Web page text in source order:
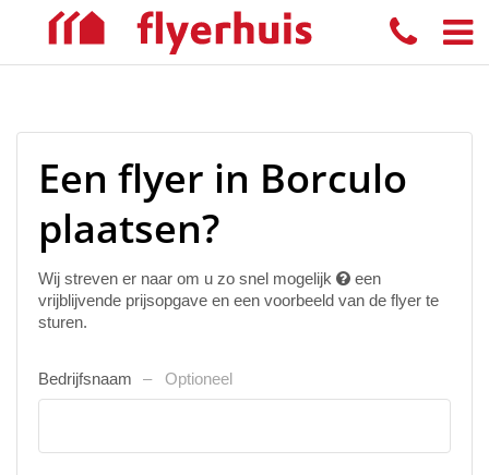
Een flyer in Borculo
plaatsen?
Wij streven er naar om u zo snel mogelijk
een
vrijblijvende prijsopgave en een voorbeeld van de flyer te
sturen.
Bedrijfsnaam Optioneel